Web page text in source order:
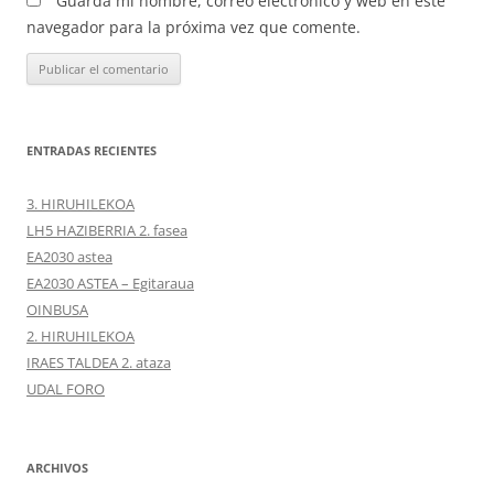
navegador para la próxima vez que comente.
ENTRADAS RECIENTES
3. HIRUHILEKOA
LH5 HAZIBERRIA 2. fasea
EA2030 astea
EA2030 ASTEA – Egitaraua
OINBUSA
2. HIRUHILEKOA
IRAES TALDEA 2. ataza
UDAL FORO
ARCHIVOS